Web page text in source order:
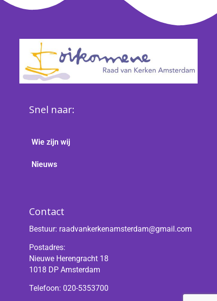
Snel naar:
Wie zijn wij
Nieuws
Contact
Bestuur: raadvankerkenamsterdam@gmail.com
Postadres:
Nieuwe Herengracht 18
1018 DP Amsterdam
Telefoon: 020-5353700